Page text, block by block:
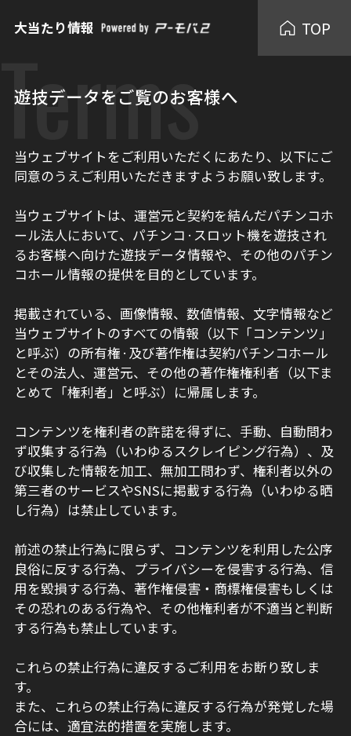
大当たり情報 TOP
Terms
遊技データをご覧のお客様へ
当ウェブサイトをご利用いただくにあたり、以下にご
同意のうえご利用いただきますようお願い致します。
当ウェブサイトは、運営元と契約を結んだパチンコホ
ール法人において、パチンコ·スロット機を遊技され
るお客様へ向けた遊技データ情報や、その他のパチン
コホール情報の提供を目的としています。
掲載されている、画像情報、数値情報、文字情報など
当ウェブサイトのすべての情報（以下「コンテンツ」
と呼ぶ）の所有権·及び著作権は契約パチンコホール
とその法人、運営元、その他の著作権権利者（以下ま
とめて「権利者」と呼ぶ）に帰属します。
コンテンツを権利者の許諾を得ずに、手動、自動問わ
ず収集する行為（いわゆるスクレイピング行為）、及
び収集した情報を加工、無加工問わず、権利者以外の
第三者のサービスやSNSに掲載する行為（いわゆる晒
し行為）は禁止しています。
前述の禁止行為に限らず、コンテンツを利用した公序
良俗に反する行為、プライバシーを侵害する行為、信
用を毀損する行為、著作権侵害・商標権侵害もしくは
その恐れのある行為や、その他権利者が不適当と判断
する行為も禁止しています。
これらの禁止行為に違反するご利用をお断り致しま
す。
また、これらの禁止行為に違反する行為が発覚した場
合には、適宜法的措置を実施します。